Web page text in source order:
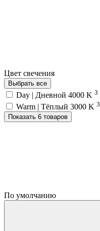
Цвет свечения
Выбрать все
Day | Дневной 4000 K 3
Warm | Тёплый 3000 K 3
Показать 6 товаров
По умолчанию